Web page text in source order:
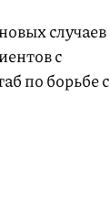
случаев
с
по борьбе с